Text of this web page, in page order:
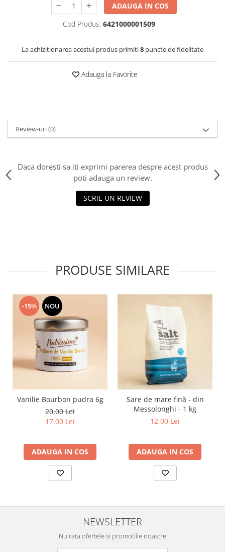
ADAUGA IN COS
Cod Produs: 6421000001509
La achizitionarea acestui produs primiti8 puncte de fidelitate
Adauga la Favorite
Review-uri(0)
Daca doresti sa iti exprimi parerea despre acest produs
poti adauga un review.
SCRIE UN REVIEW
PRODUSE SIMILARE
-15% NOU
Vanilie Bourbon pudra 6g
20,00 Lei
17,00 Lei
ADAUGA IN COS
Sare de mare fină - din
Messolonghi - 1 kg
12,00 Lei
ADAUGA IN COS
NEWSLETTER
Nu rata ofertele si promotiile noastre